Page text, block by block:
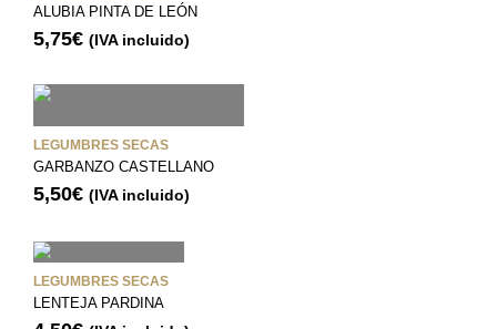
ALUBIA PINTA DE LEÓN
5,75€ (IVA incluido)
LEGUMBRES SECAS
GARBANZO CASTELLANO
5,50€ (IVA incluido)
LEGUMBRES SECAS
LENTEJA PARDINA